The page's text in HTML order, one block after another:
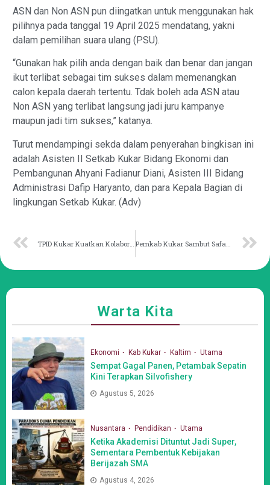
ASN dan Non ASN pun diingatkan untuk menggunakan hak
pilihnya pada tanggal 19 April 2025 mendatang, yakni
dalam pemilihan suara ulang (PSU).
“Gunakan hak pilih anda dengan baik dan benar dan jangan
ikut terlibat sebagai tim sukses dalam memenangkan
calon kepala daerah tertentu. Tdak boleh ada ASN atau
Non ASN yang terlibat langsung jadi juru kampanye
maupun jadi tim sukses,” katanya.
Turut mendampingi sekda dalam penyerahan bingkisan ini
adalah Asisten II Setkab Kukar Bidang Ekonomi dan
Pembangunan Ahyani Fadianur Diani, Asisten III Bidang
Administrasi Dafip Haryanto, dan para Kepala Bagian di
lingkungan Setkab Kukar. (Adv)
Warta Kita
Ekonomi Kab Kukar Kaltim Utama
Sempat Gagal Panen, Petambak Sepatin
Kini Terapkan Silvofishery
Agustus 5, 2026
Nusantara Pendidikan Utama
Ketika Akademisi Dituntut Jadi Super,
Sementara Pembentuk Kebijakan
Berijazah SMA
Agustus 4, 2026